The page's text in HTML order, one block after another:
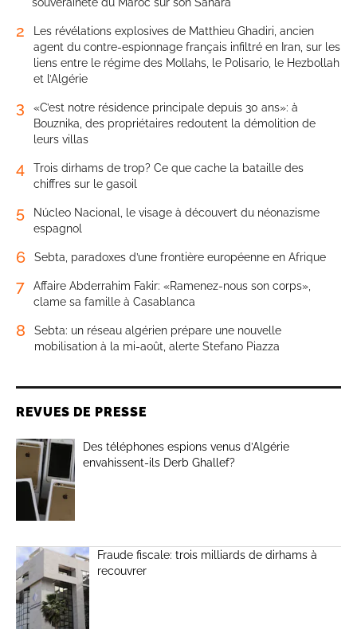
2
Les révélations explosives de Matthieu Ghadiri, ancien
agent du contre-espionnage français infiltré en Iran, sur les
liens entre le régime des Mollahs, le Polisario, le Hezbollah
et l’Algérie
3
«C’est notre résidence principale depuis 30 ans»: à
Bouznika, des propriétaires redoutent la démolition de
leurs villas
4
Trois dirhams de trop? Ce que cache la bataille des
chiffres sur le gasoil
5
Núcleo Nacional, le visage à découvert du néonazisme
espagnol
6 Sebta, paradoxes d’une frontière européenne en Afrique
7
Affaire Abderrahim Fakir: «Ramenez-nous son corps»,
clame sa famille à Casablanca
8
Sebta: un réseau algérien prépare une nouvelle
mobilisation à la mi-août, alerte Stefano Piazza
REVUES DE PRESSE
Des téléphones espions venus d’Algérie
envahissent-ils Derb Ghallef?
Fraude fiscale: trois milliards de dirhams à
recouvrer